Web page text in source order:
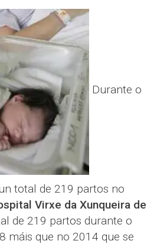
Durante o
total de 219 partos no
Virxe da Xunqueira de
de 219 partos durante o
máis que no 2014 que se